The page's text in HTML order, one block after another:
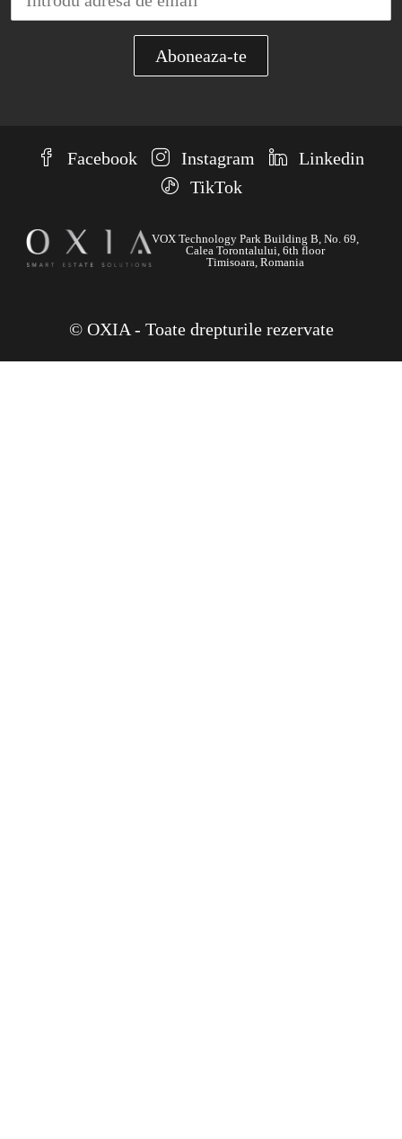
Facebook Instagram
Linkedin
TikTok
VOX Technology Park Building B, No. 69,
Calea Torontalului, 6th floor
Timisoara, Romania
© OXIA - Toate drepturile rezervate